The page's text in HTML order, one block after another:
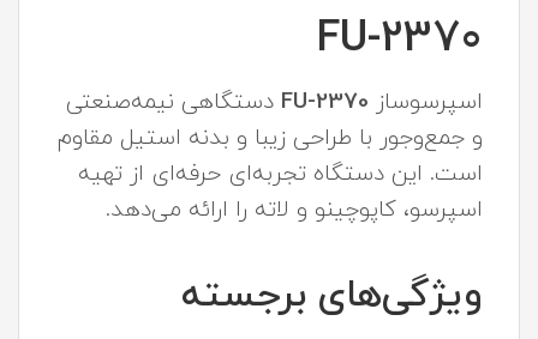
FU-2370
اسپرسوساز FU-2370 دستگاهی نیمه‌صنعتی
و جمع‌وجور با طراحی زیبا و بدنه استیل مقاوم
است. این دستگاه تجربه‌ای حرفه‌ای از تهیه
اسپرسو، کاپوچینو و لاته را ارائه می‌دهد.
ویژگی‌های برجسته